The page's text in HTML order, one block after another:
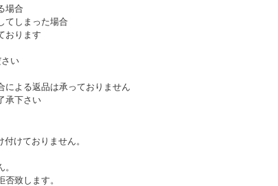
場合
てしまった場合
おります
い
よる返品は承っておりません
承下さい
けておりません。
致します。